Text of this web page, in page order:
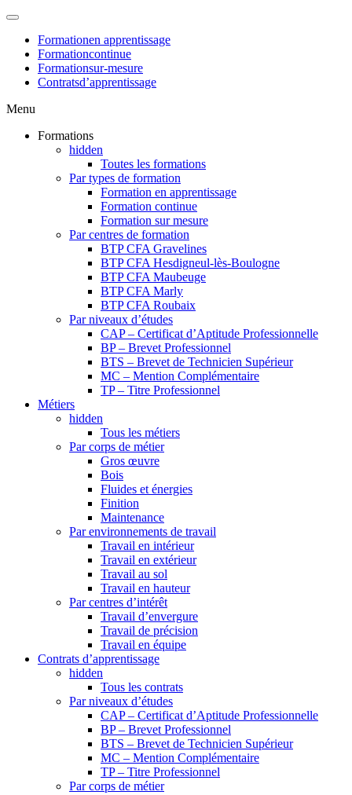
Formationen apprentissage
Formationcontinue
Formationsur-mesure
Contratsd’apprentissage
Menu
Formations
hidden
Toutes les formations
Par types de formation
Formation en apprentissage
Formation continue
Formation sur mesure
Par centres de formation
BTP CFA Gravelines
BTP CFA Hesdigneul-lès-Boulogne
BTP CFA Maubeuge
BTP CFA Marly
BTP CFA Roubaix
Par niveaux d’études
CAP – Certificat d’Aptitude Professionnelle
BP – Brevet Professionnel
BTS – Brevet de Technicien Supérieur
MC – Mention Complémentaire
TP – Titre Professionnel
Métiers
hidden
Tous les métiers
Par corps de métier
Gros œuvre
Bois
Fluides et énergies
Finition
Maintenance
Par environnements de travail
Travail en intérieur
Travail en extérieur
Travail au sol
Travail en hauteur
Par centres d’intérêt
Travail d’envergure
Travail de précision
Travail en équipe
Contrats d’apprentissage
hidden
Tous les contrats
Par niveaux d’études
CAP – Certificat d’Aptitude Professionnelle
BP – Brevet Professionnel
BTS – Brevet de Technicien Supérieur
MC – Mention Complémentaire
TP – Titre Professionnel
Par corps de métier